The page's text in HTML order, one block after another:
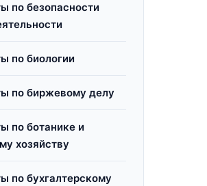
по безопасности
по биологии
по биржевому делу
по ботанике и
хозяйству
по бухгалтерскому